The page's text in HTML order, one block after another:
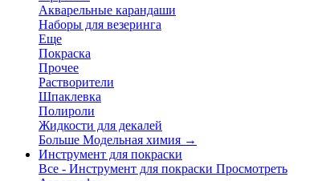
Акварельные карандаши
Наборы для везеринга
Еще
Покраска
Прочее
Растворители
Шпаклевка
Полироли
Жидкости для декалей
Больше Модельная химия →
Инструмент для покраски
Все - Инструмент для покраски Просмотреть